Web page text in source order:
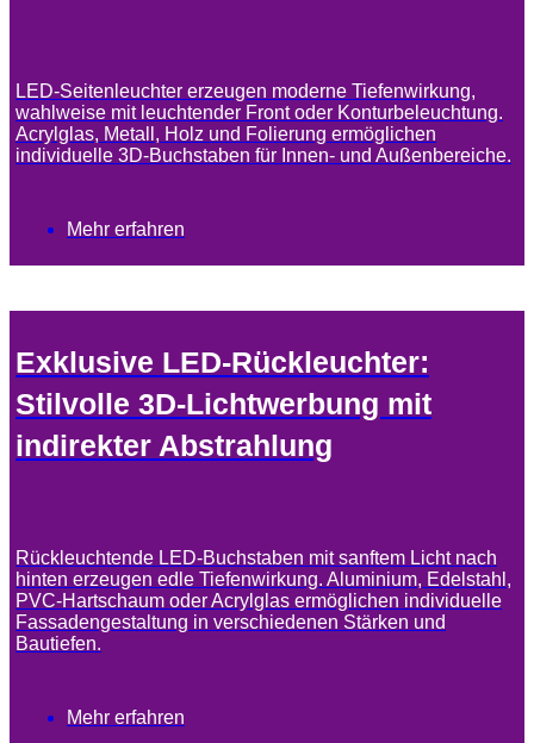
LED-Seitenleuchter erzeugen moderne Tiefenwirkung,
wahlweise mit leuchtender Front oder Konturbeleuchtung.
Acrylglas, Metall, Holz und Folierung ermöglichen
individuelle 3D-Buchstaben für Innen- und Außenbereiche.
Mehr erfahren
Exklusive LED-Rückleuchter:
Stilvolle 3D-Lichtwerbung mit
indirekter Abstrahlung
Rückleuchtende LED-Buchstaben mit sanftem Licht nach
hinten erzeugen edle Tiefenwirkung. Aluminium, Edelstahl,
PVC-Hartschaum oder Acrylglas ermöglichen individuelle
Fassadengestaltung in verschiedenen Stärken und
Bautiefen.
Mehr erfahren